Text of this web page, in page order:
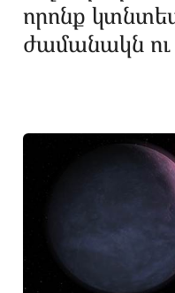
որոնք
ժամանակն ու